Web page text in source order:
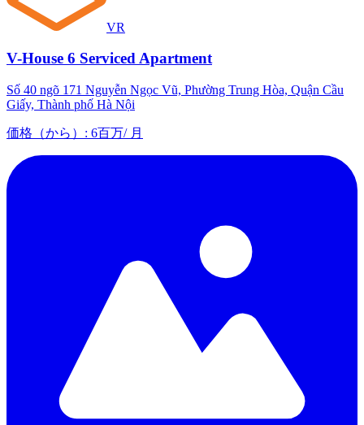
VR
V-House 6 Serviced Apartment
Số 40 ngõ 171 Nguyễn Ngọc Vũ, Phường Trung Hòa, Quận Cầu
Giấy, Thành phố Hà Nội
価格（から） : 6百万/月